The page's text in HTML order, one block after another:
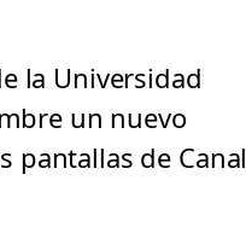
la Universidad
un nuevo
pantallas de Canal